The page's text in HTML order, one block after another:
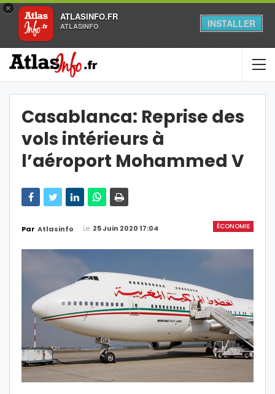
×
ATLASINFO.FR
ATLASINFO INSTALLER
Casablanca: Reprise des
vols intérieurs à
l’aéroport Mohammed V
ÉCONOMIE
Par Atlasinfo Le 25 Juin 2020 17:04